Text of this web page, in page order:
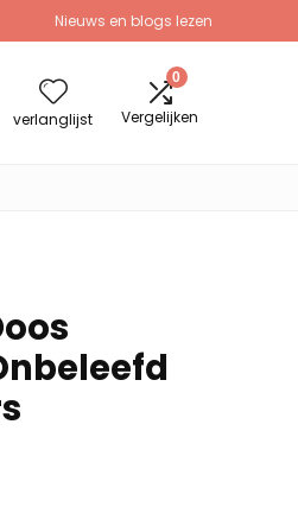
Nieuws en blogs lezen
verlanglijst
0
Vergelijken